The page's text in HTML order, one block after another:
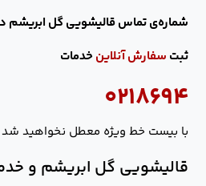
شماره‌ی تماس قالیشویی گل ابریشم
ثبت سفارش آنلاین خدمات
۰۲۱۸۶۹۴
با بیست خط ویژه معطل نخواهید شد
قالیشویی گل ابریشم و